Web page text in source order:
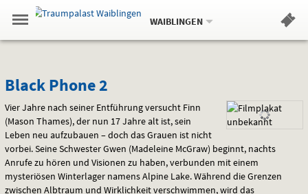
Springe
zum
,zum
.
Navigation
Gehe
zur
Standortauswahl
Standort:
WAIBLINGEN.
Hinweis
Black
Phone
2
Black Phone 2
Vier Jahre nach seiner Entführung versucht Finn
(Mason Thames), der nun 17 Jahre alt ist, sein
Leben neu aufzubauen – doch das Grauen ist nicht
vorbei. Seine Schwester Gwen (Madeleine McGraw) beginnt, nachts
Anrufe zu hören und Visionen zu haben, verbunden mit einem
mysteriösen Winterlager namens Alpine Lake. Während die Grenzen
zwischen Albtraum und Wirklichkeit verschwimmen, wird das